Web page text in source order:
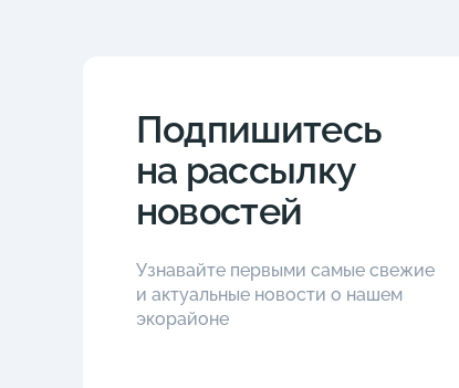
Подпишитесь
на рассылку
новостей
Узнавайте первыми самые свежие
и актуальные новости о нашем
экорайоне